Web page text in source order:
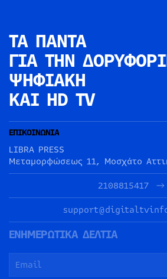
ΤΑ ΠΑΝΤΑ
ΓΙΑ ΤΗΝ
ΨΗΦΙΑΚΗ
ΚΑΙ HD TV
ΕΠΙΚΟΙΝΩΝΙΑ
LIBRA PRESS
Μεταμορφώσεως 11, Μοσχάτο
2108815417
ΕΝΗΜΕΡΩΤΙΚΑ ΔΕΛΤΙΑ